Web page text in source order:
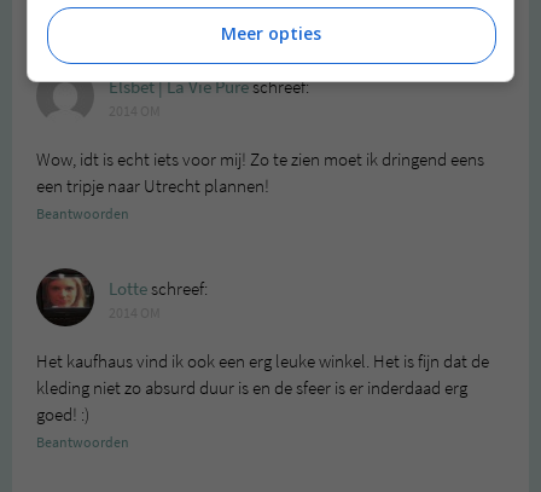
Beantwoorden
Elsbet | La Vie Pureschreef:
Wow, idt is echt iets voor mij! Zo te zien moet ik dringend eens
een tripje naar Utrecht plannen!
Beantwoorden
Lotteschreef:
Het kaufhaus vind ik ook een erg leuke winkel. Het is fijn dat de
kleding niet zo absurd duur is en de sfeer is er inderdaad erg
goed! :)
Beantwoorden
Meer opties